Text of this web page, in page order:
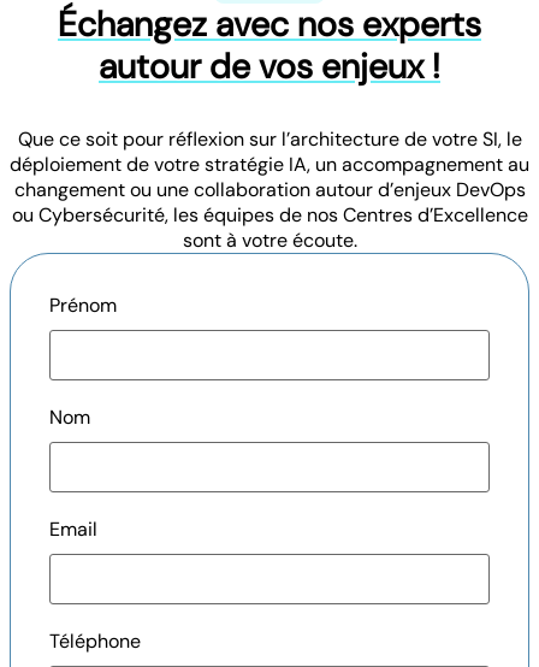
Échangez avec nos experts
autour de vos enjeux !
Que ce soit pour réflexion sur l’architecture de votre SI, le
déploiement de votre stratégie IA, un accompagnement au
changement ou une collaboration autour d’enjeux DevOps
ou Cybersécurité, les équipes de nos Centres d’Excellence
sont à votre écoute.
Prénom
Nom
Email
Téléphone